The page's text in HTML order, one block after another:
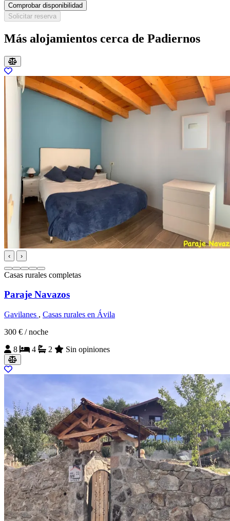
Comprobar disponibilidad
Solicitar reserva
Más alojamientos cerca de Padiernos
‹ ›
Casas rurales completas
Paraje Navazos
Gavilanes , Casas rurales en Ávila
300 € / noche
8
4 2 Sin opiniones